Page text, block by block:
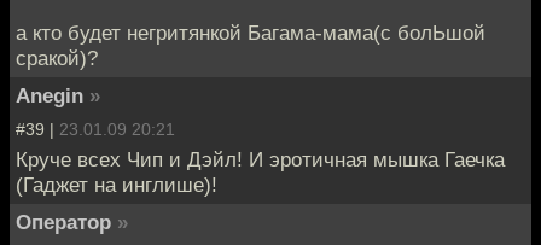
а кто будет негритянкой Багама-мама(с болЬшой
сракой)?
Anegin »
#39 | 23.01.09 20:21
Круче всех Чип и Дэйл! И эротичная мышка Гаечка
(Гаджет на инглише)!
Оператор »